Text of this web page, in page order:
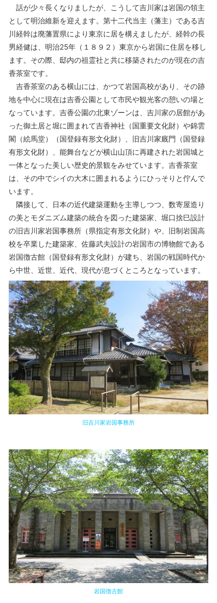
話が少々長くなりましたが、こうして吉川家は岩国の領主
として明治維新を迎えます。第十二代当主（藩主）である吉
川経幹は廃藩置県により東京に居を構えましたが、経幹の長
男経健は、明治25年（１８９２）東京から岩国に住居を移し
ます。その際、邸内の祖霊社と共に移築されたのが現在の吉
香茶室です。
吉香茶室のある横山には、かつて岩国高校があり、その跡
地を中心に現在は吉香公園として市民や観光客の憩いの場と
なっています。吉香公園の北東ゾーンは、吉川家の居館があ
った御土居と堀に囲まれて吉香神社（国重要文化財）や錦雲
閣（絵馬堂）（国登録有形文化財）、旧吉川家廐門（国登録
有形文化財）、能舞台などが横山山頂に再建された岩国城と
一体となった美しい歴史的景観をみせています。吉香茶室
は、その中でシイの大木に囲まれるようにひっそりと佇んで
います。
隣接して、日本の近代建築運動を主導しつつ、数寄屋造り
の美とモダニズム建築の統合を図った建築家、堀口捨巳設計
の旧吉川家岩国事務所（県指定有形文化財）や、旧制岩国高
校を卒業した建築家、佐藤武夫設計の岩国市の博物館である
岩国徴古館（国登録有形文化財）が建ち、岩国の戦国時代か
ら中世、近世、近代、現代が息づくところとなっています。
旧吉川家岩国事務所
岩国徴古館